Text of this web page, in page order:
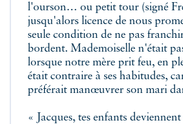
l'ourson… ou petit tour (signé
jusqu'alors licence de nous
seule condition de ne pas
bordent. Mademoiselle n'était
lorsque notre mère prit feu, en
était contraire à ses habitudes,
préférait manœuvrer son mari
« Jacques, tes enfants